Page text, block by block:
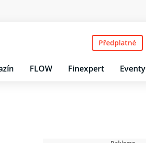
FLOW Finexpert Eventy
Předplatné